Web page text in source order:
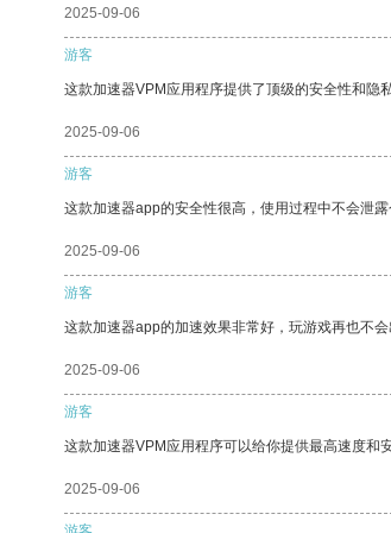
2025-09-06
游客
这款加速器VPM应用程序提供了顶级的安全性和隐私
2025-09-06
游客
这款加速器app的安全性很高，使用过程中不会泄
2025-09-06
游客
这款加速器app的加速效果非常好，玩游戏再也不
2025-09-06
游客
这款加速器VPM应用程序可以给你提供最高速度和
2025-09-06